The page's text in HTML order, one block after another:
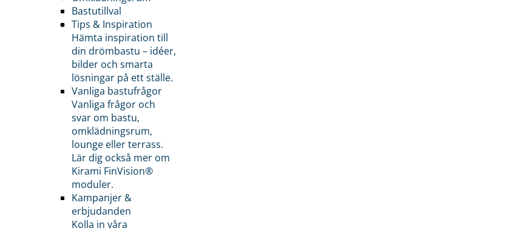
Bastutillval
Tips & Inspiration
Hämta inspiration till
din drömbastu – idéer,
bilder och smarta
lösningar på ett ställe.
Vanliga bastufrågor
Vanliga frågor och
svar om bastu,
omklädningsrum,
lounge eller terrass.
Lär dig också mer om
Kirami FinVision®
moduler.
Kampanjer &
erbjudanden
Kolla in våra